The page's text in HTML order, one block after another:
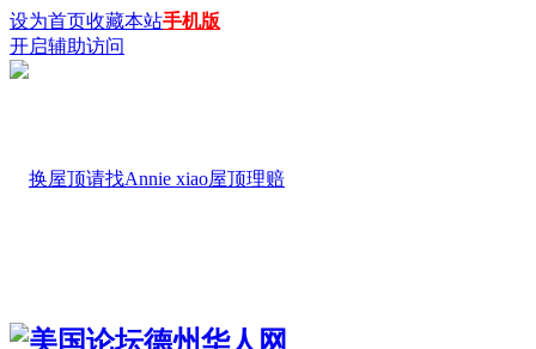
设为首页收藏本站手机版
开启辅助访问